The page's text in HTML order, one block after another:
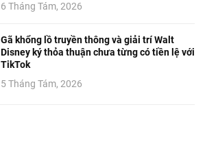
6 Tháng Tám, 2026
Gã khổng lồ truyền thông và giải trí Walt
Disney ký thỏa thuận chưa từng có tiền lệ với
TikTok
5 Tháng Tám, 2026